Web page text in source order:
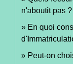
n'aboutit pas ?
En quoi
Peut-on